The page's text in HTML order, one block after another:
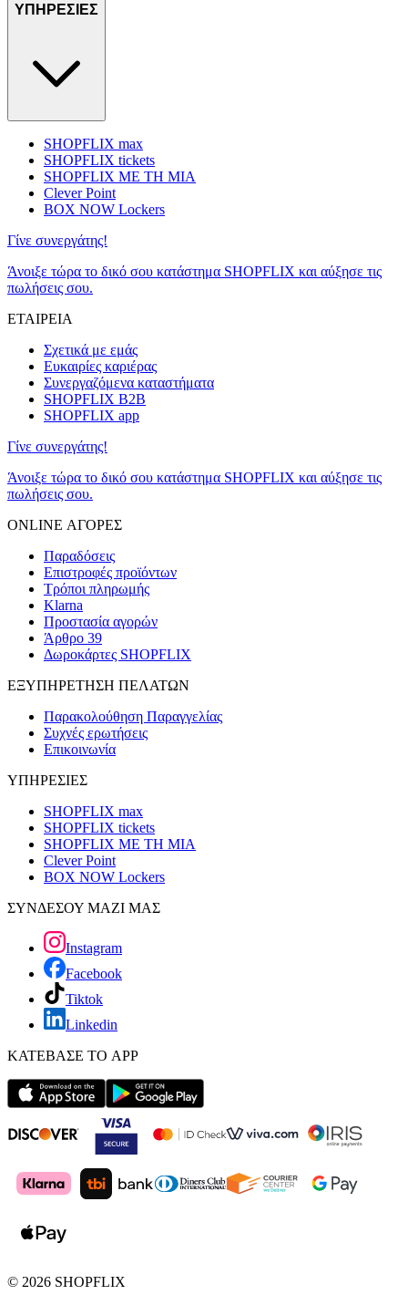
ΥΠΗΡΕΣΙΕΣ
SHOPFLIX max
SHOPFLIX tickets
SHOPFLIX ΜΕ ΤΗ ΜΙΑ
Clever Point
BOX NOW Lockers
Γίνε συνεργάτης!
Άνοιξε τώρα το δικό σου κατάστημα SHOPFLIX και αύξησε τις
πωλήσεις σου.
ΕΤΑΙΡΕΙΑ
Σχετικά με εμάς
Ευκαιρίες καριέρας
Συνεργαζόμενα καταστήματα
SHOPFLIX B2B
SHOPFLIX app
Γίνε συνεργάτης!
Άνοιξε τώρα το δικό σου κατάστημα SHOPFLIX και αύξησε τις
πωλήσεις σου.
ONLINE ΑΓΟΡΕΣ
Παραδόσεις
Επιστροφές προϊόντων
Τρόποι πληρωμής
Klarna
Προστασία αγορών
Άρθρο 39
Δωροκάρτες SHOPFLIX
ΕΞΥΠΗΡΕΤΗΣΗ ΠΕΛΑΤΩΝ
Παρακολούθηση Παραγγελίας
Συχνές ερωτήσεις
Επικοινωνία
ΥΠΗΡΕΣΙΕΣ
SHOPFLIX max
SHOPFLIX tickets
SHOPFLIX ΜΕ ΤΗ ΜΙΑ
Clever Point
BOX NOW Lockers
ΣΥΝΔΕΣΟΥ ΜΑΖΙ ΜΑΣ
Instagram
Facebook
Tiktok
Linkedin
ΚΑΤΕΒΑΣΕ ΤΟ APP
© 2026 SHOPFLIX